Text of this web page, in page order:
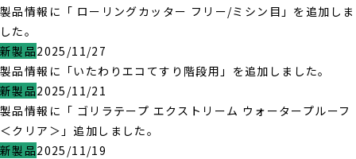
製品情報に「 ローリングカッター フリー/ミシン目」を追加しま
した。
新製品2025/11/27
製品情報に「いたわりエコてすり階段用」を追加しました。
新製品2025/11/21
製品情報に「 ゴリラテープ エクストリーム ウォータープルーフ
＜クリア＞」追加しました。
新製品2025/11/19